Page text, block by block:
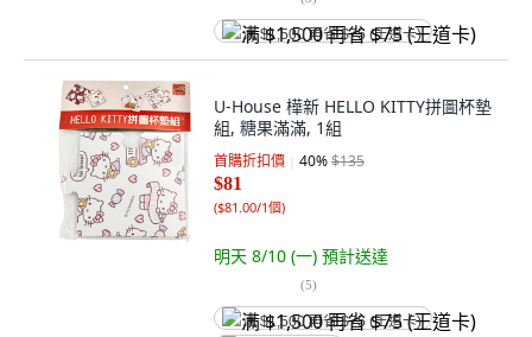
满 $1,500 再省 $75 (王道卡)
U-House 樺新 HELLO KITTY拼圖杯墊
組, 糖果滿滿, 1組
首購折扣價 40%$135
$81
($81.00/1個)
明天 8/10 (一) 預計送達
(5)
满 $1,500 再省 $75 (王道卡)